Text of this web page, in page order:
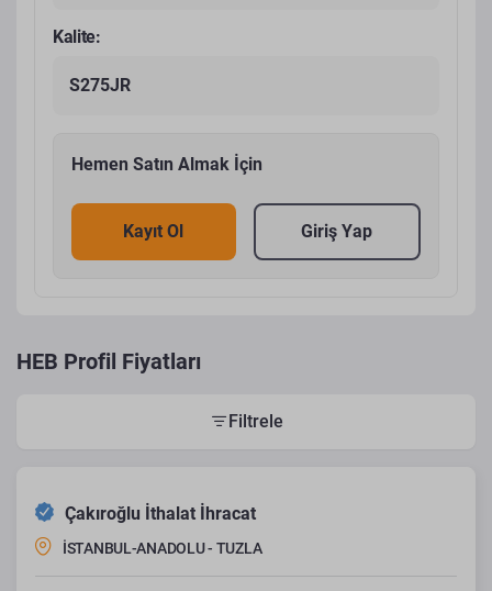
Kalite:
S275JR
Hemen Satın Almak İçin
Kayıt Ol Giriş Yap
HEB Profil Fiyatları
Filtrele
Çakıroğlu İthalat İhracat
İSTANBUL-ANADOLU - TUZLA